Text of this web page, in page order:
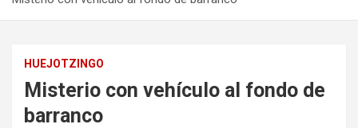
HUEJOTZINGO
Misterio con vehículo al fondo de
barranco